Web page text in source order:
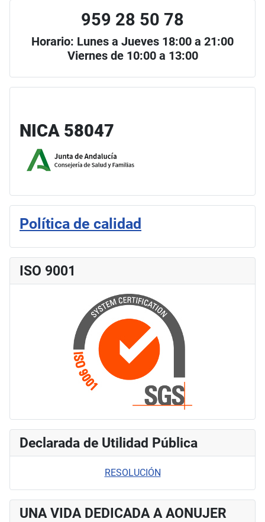
959 28 50 78
Horario: Lunes a Jueves 18:00 a 21:00
Viernes de 10:00 a 13:00
NICA 58047
Política de calidad
ISO 9001
Declarada de Utilidad Pública
RESOLUCIÓN
UNA VIDA DEDICADA A AONUJER